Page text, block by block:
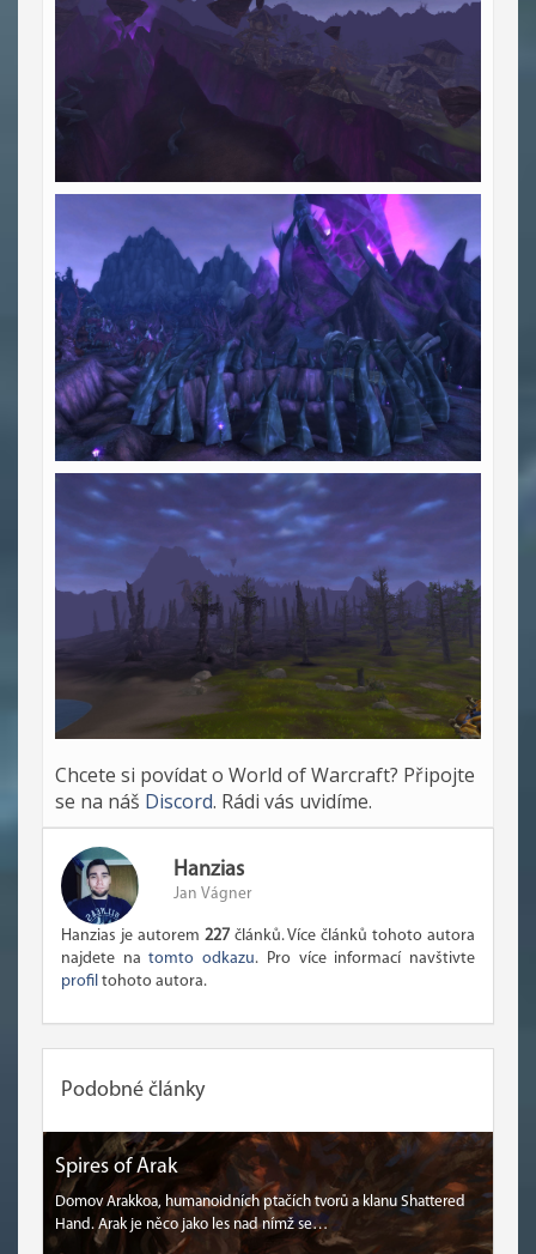
Chcete si povídat o World of Warcraft? Připojte
se na náš Discord. Rádi vás uvidíme.
Hanzias
Jan Vágner
Hanzias je autorem 227článků. Více článků tohoto autora
najdete natomto odkazu. Pro více informací navštivte
profil tohoto autora.
Podobné články
Spires of Arak
Domov Arakkoa, humanoidních ptačích tvorů a klanu Shattered
Hand. Arak je něco jako les nad nímž se…